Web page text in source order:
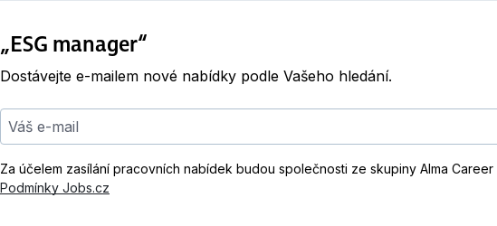
„ESG manager“
Dostávejte e-mailem nové nabídky podle Vašeho hledání.
Váš e-mail
Za účelem zasílání pracovních nabídek budou společnosti ze skupiny Alma Career
Podmínky Jobs.cz